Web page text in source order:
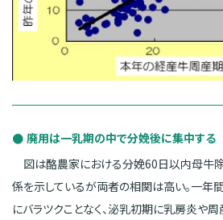
廃用は一乳期の中で分娩後に集中する
図は酪農家における分娩60日以内母牛
係を示しているが両者の相関は高い。一年
にバラツクことなく、泌乳初期に乳房炎や